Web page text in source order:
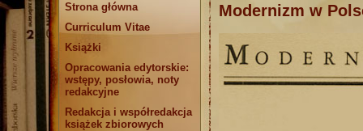
Modernizm w
Strona główna
Curriculum Vitae
Książki
Opracowania edytorskie:
wstępy, posłowia, noty
redakcyjne
Redakcja i współredakcja
książek zbiorowych